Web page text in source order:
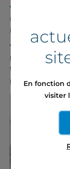
naturel des
leur
Sur un plan
permet d’avoir
terrestre,
pour une
En fonction
visiter